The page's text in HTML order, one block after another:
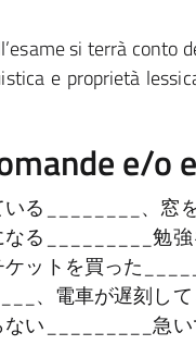
si terrà conto
e proprietà
e/o
る________、窓
る_________勉強
ットを買った
、電車が遅刻して
い_________急い